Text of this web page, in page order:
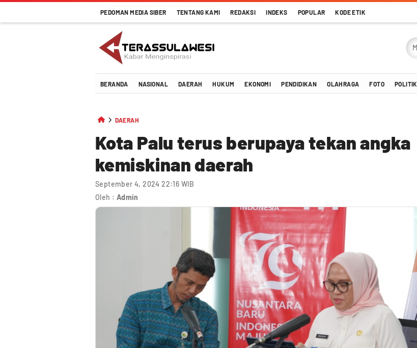
PEDOMAN MEDIA SIBER TENTANG KAMI REDAKSI INDEKS POPULAR KODE ETIK
Terassulawesi
Kabar Menginspirasi
BERANDA NASIONAL DAERAH HUKUM EKONOMI PENDIDIKAN OLAHRAGA FOTO POLITIK
DAERAH
Kota Palu terus berupaya tekan angka
kemiskinan daerah
September 4, 2024 22:16 WIB
Oleh : Admin